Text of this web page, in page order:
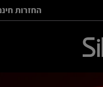
בישראל